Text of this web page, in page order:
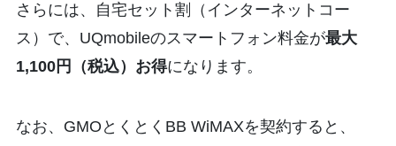
さらには、自宅セット割（インターネットコー
ス）で、UQmobileのスマートフォン料金が最大
1,100円（税込）お得になります。
なお、GMOとくとくBB WiMAXを契約すると、